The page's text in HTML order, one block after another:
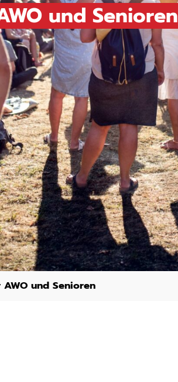
und Senioren
und Senioren